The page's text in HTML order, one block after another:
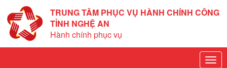
TRUNG TÂM PHỤC VỤ HÀNH CHÍNH CÔNG
TỈNH NGHỆ AN
Hành chính phục vụ